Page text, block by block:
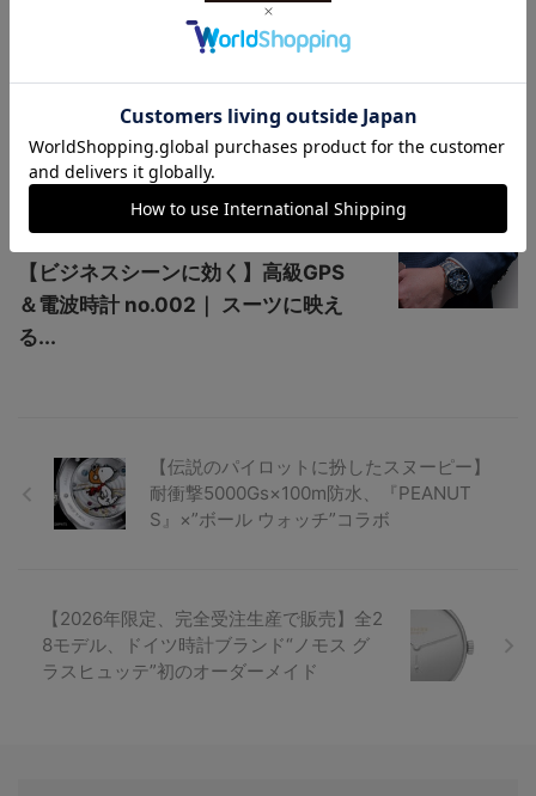
【日本人の手首になじむ、小ぶりな
GMTマスターII /
Ref.126710BLNR 今週の安値相
【ビジネスシーンに効く】高級GPS
＆電波時計 no.002｜ スーツに映え
る...
【伝説のパイロットに扮したスヌーピー】
耐衝撃5000Gs×100m防水、『PEANUT
S』×”ボール ウォッチ”コラボ
【2026年限定、完全受注生産で販売】全2
8モデル、ドイツ時計ブランド“ノモス グ
ラスヒュッテ”初のオーダーメイド